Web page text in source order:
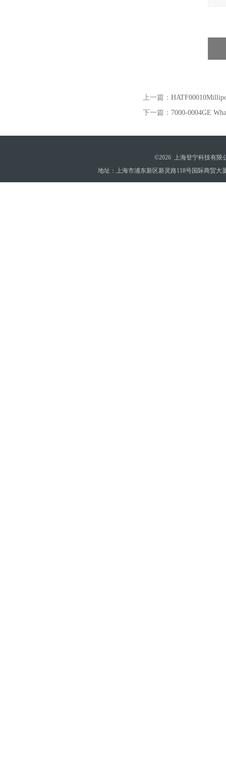
上一篇：
下一篇： 7000-0004GE
©2026 上海登宁科技有限
地址：上海市浦东新区新灵路118号国际商贸大